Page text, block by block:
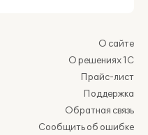
О сайте
О решениях 1С
Прайс-лист
Поддержка
Обратная связь
Сообщить об ошибке